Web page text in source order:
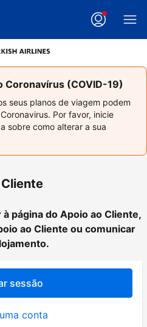
Coronavírus (COVID-19)
seus planos de viagem podem
Por favor, inicie
sobre como alterar a sua
página do Apoio ao Cliente,
ao Cliente ou comunicar
sessão
conta